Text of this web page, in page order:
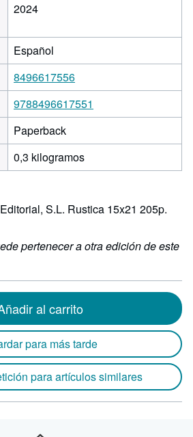
2024
Español
8496617556
9788496617551
Paperback
0,3 kilogramos
S.L. Rustica 15x21 205p.
pertenecer a otra edición de este
al carrito
para más tarde
para artículos similares